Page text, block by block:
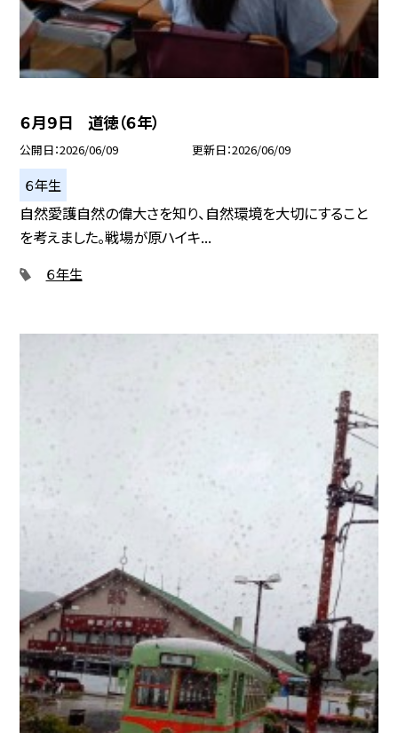
６月９日 道徳（６年）
公開日 2026/06/09 更新日 2026/06/09
６年生
自然愛護自然の偉大さを知り、自然環境を大切にすること
を考えました。戦場が原ハイキ...
６年生